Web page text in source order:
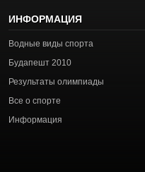
ИНФОРМАЦИЯ
Водные виды спорта
Будапешт 2010
Результаты олимпиады
Все о спорте
Информация